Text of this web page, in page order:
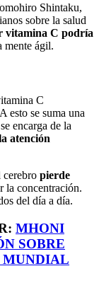
Shintaku,
sobre la salud
vitamina C podría
mente ágil.
C
esto se suma una
encarga de la
atención
cerebro pierde
la concentración.
del día a día.
MHONI
SOBRE
MUNDIAL